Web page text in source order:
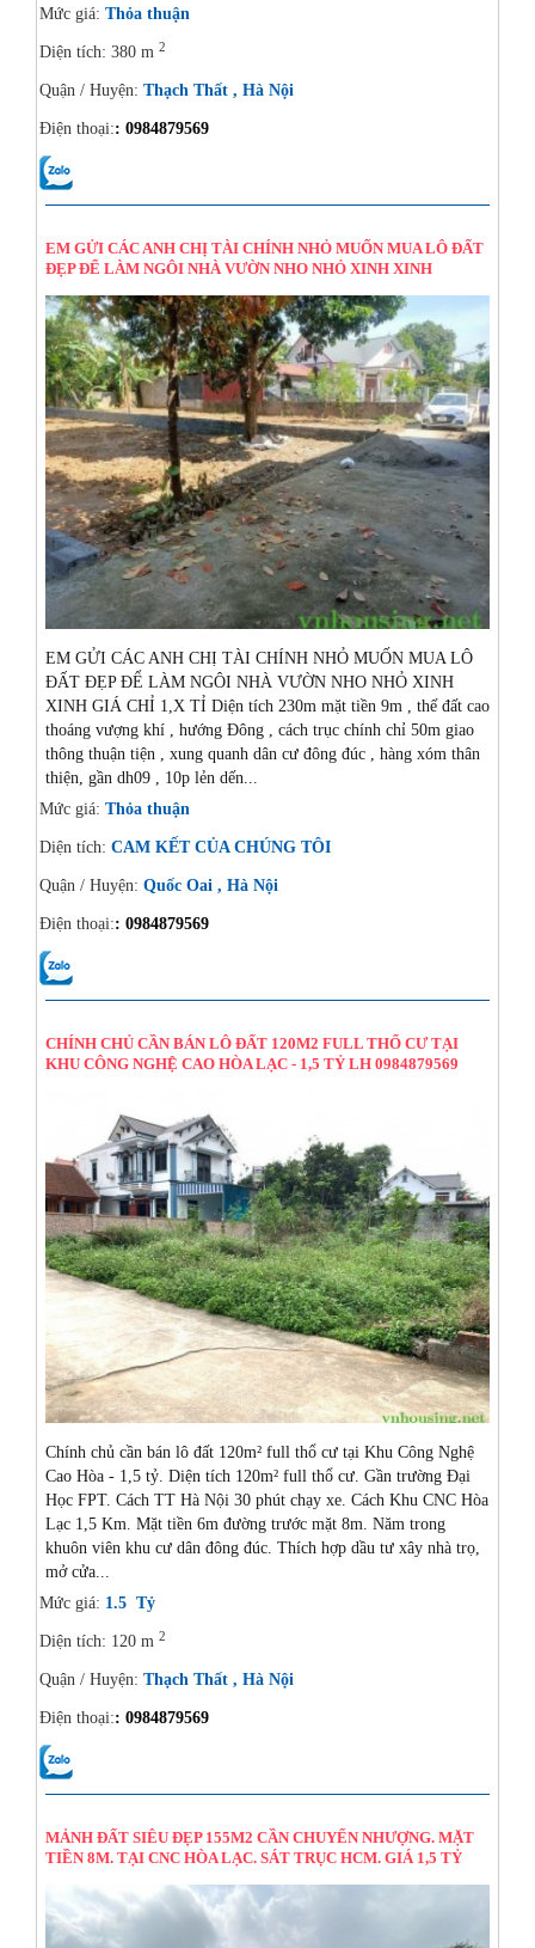
Mức giá: Thỏa thuận
Diện tích: 380 m 2
Quận / Huyện: Thạch Thất , Hà Nội
Điện thoại:: 0984879569
EM GỬI CÁC ANH CHỊ TÀI CHÍNH NHỎ MUỐN MUA LÔ ĐẤT
ĐẸP ĐỂ LÀM NGÔI NHÀ VƯỜN NHO NHỎ XINH XINH
EM GỬI CÁC ANH CHỊ TÀI CHÍNH NHỎ MUỐN MUA LÔ
ĐẤT ĐẸP ĐỂ LÀM NGÔI NHÀ VƯỜN NHO NHỎ XINH
XINH GIÁ CHỈ 1,X TỈ Diện tích 230m mặt tiền 9m , thế đất cao
thoáng vượng khí , hướng Đông , cách trục chính chỉ 50m giao
thông thuận tiện , xung quanh dân cư đông đúc , hàng xóm thân
thiện, gần dh09 , 10p lẻn dến...
Mức giá: Thỏa thuận
Diện tích: CAM KẾT CỦA CHÚNG TÔI
Quận / Huyện: Quốc Oai , Hà Nội
Điện thoại:: 0984879569
CHÍNH CHỦ CẦN BÁN LÔ ĐẤT 120M2 FULL THỔ CƯ TẠI
KHU CÔNG NGHỆ CAO HÒA LẠC - 1,5 TỶ LH 0984879569
Chính chủ cần bán lô đất 120m² full thổ cư tại Khu Công Nghệ
Cao Hòa - 1,5 tỷ. Diện tích 120m² full thổ cư. Gần trường Đại
Học FPT. Cách TT Hà Nội 30 phút chạy xe. Cách Khu CNC Hòa
Lạc 1,5 Km. Mặt tiền 6m đường trước mặt 8m. Năm trong
khuôn viên khu cư dân đông đúc. Thích hợp dầu tư xây nhà trọ,
mở cửa...
Mức giá: 1.5 Tỷ
Diện tích: 120 m 2
Quận / Huyện: Thạch Thất , Hà Nội
Điện thoại:: 0984879569
MẢNH ĐẤT SIÊU ĐẸP 155M2 CẦN CHUYỂN NHƯỢNG. MẶT
TIỀN 8M. TẠI CNC HÒA LẠC. SÁT TRỤC HCM. GIÁ 1,5 TỶ